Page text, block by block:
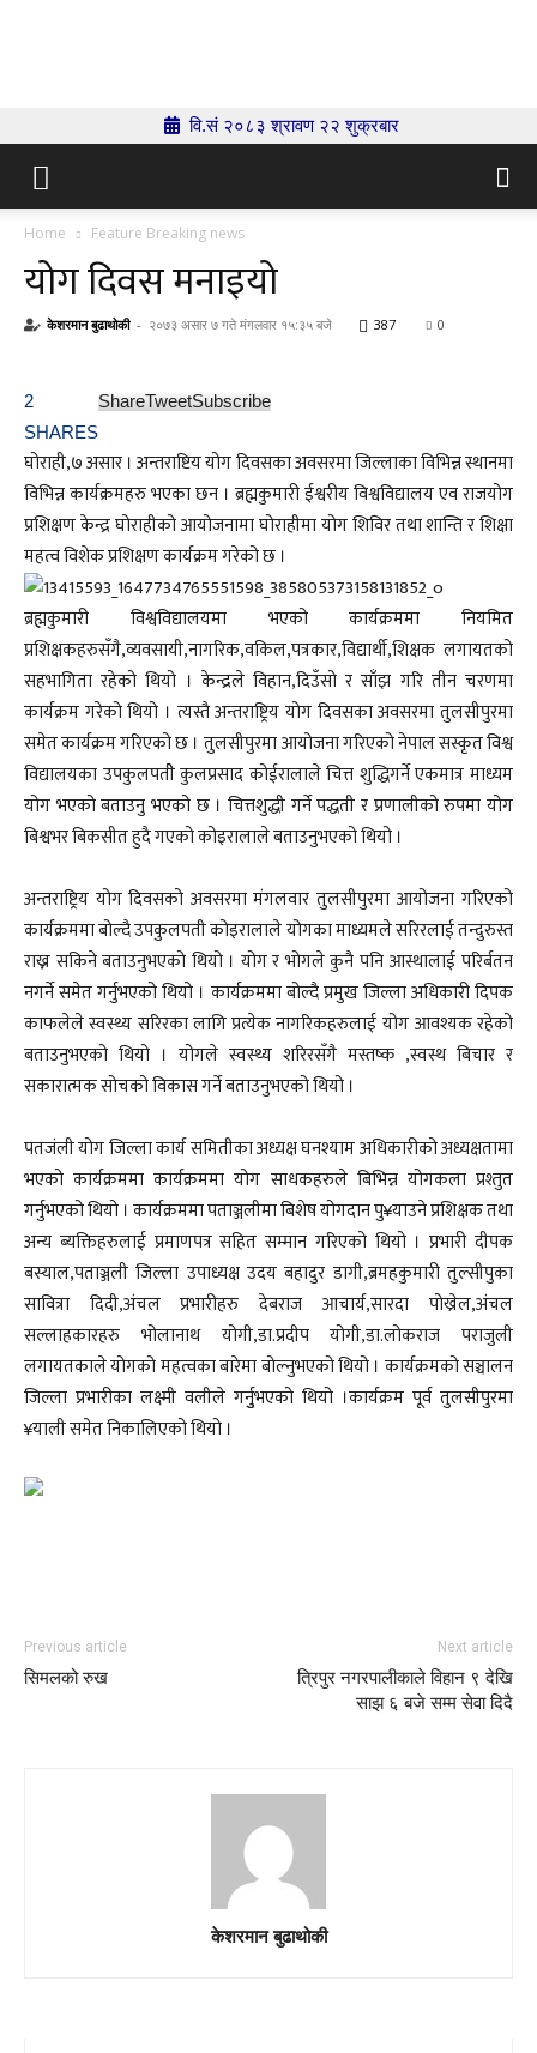
वि.सं २०८३ श्रावण २२ शुक्रबार
Home Feature Breaking news
योग दिवस मनाइयो
केशरमान बुढाथोकी - २०७३ असार ७ गते मंगलवार १५:३५ बजे 387 0
2
SHARES
ShareTweetSubscribe
घोराही,७ असार । अन्तराष्टिय योग दिवसका अवसरमा जिल्लाका विभिन्न स्थानमा
विभिन्न कार्यक्रमहरु भएका छन । ब्रह्मकुमारी ईश्वरीय विश्वविद्यालय एव राजयोग
प्रशिक्षण केन्द्र घोराहीको आयोजनामा घोराहीमा योग शिविर तथा शान्ति र शिक्षा
महत्व विशेक प्रशिक्षण कार्यक्रम गरेको छ ।
ब्रह्मकुमारी विश्वविद्यालयमा भएको कार्यक्रममा नियमित
प्रशिक्षकहरुसँगै,व्यवसायी,नागरिक,वकिल,पत्रकार,विद्यार्थी,शिक्षक लगायतको
सहभागिता रहेको थियो । केन्द्रले विहान,दिउँसो र साँझ गरि तीन चरणमा
कार्यक्रम गरेको थियो । त्यस्तै अन्तराष्ट्रिय योग दिवसका अवसरमा तुलसीपुरमा
समेत कार्यक्रम गरिएको छ । तुलसीपुरमा आयोजना गरिएको नेपाल सस्कृत विश्व
विद्यालयका उपकुलपतीे कुलप्रसाद कोईरालाले चित्त शुद्धिगर्ने एकमात्र माध्यम
योग भएको बताउनु भएको छ । चित्तशुद्धी गर्ने पद्धती र प्रणालीको रुपमा योग
बिश्वभर बिकसीत हुदै गएको कोइरालाले बताउनुभएको थियो ।
अन्तराष्ट्रिय योग दिवसको अवसरमा मंगलवार तुलसीपुरमा आयोजना गरिएको
कार्यक्रममा बोल्दै उपकुलपती कोइरालाले योगका माध्यमले सरिरलाई तन्दुरुस्त
राख्न सकिने बताउनुभएको थियो । योग र भोगले कुनै पनि आस्थालाई परिर्बतन
नगर्ने समेत गर्नुभएको थियो । कार्यक्रममा बोल्दै प्रमुख जिल्ला अधिकारी दिपक
काफलेले स्वस्थ्य सरिरका लागि प्रत्येक नागरिकहरुलाई योग आवश्यक रहेको
बताउनुभएको थियो । योगले स्वस्थ्य शरिरसँगै मस्तष्क ,स्वस्थ बिचार र
सकारात्मक सोचको विकास गर्ने बताउनुभएको थियो ।
पतजंली योग जिल्ला कार्य समितीका अध्यक्ष घनश्याम अधिकारीको अध्यक्षतामा
भएको कार्यक्रममा कार्यक्रममा योग साधकहरुले बिभिन्न योगकला प्रश्तुत
गर्नुभएको थियो । कार्यक्रममा पताञ्जलीमा बिशेष योगदान पु¥याउने प्रशिक्षक तथा
अन्य ब्यक्तिहरुलाई प्रमाणपत्र सहित सम्मान गरिएको थियो । प्रभारी दीपक
बस्याल,पताञ्जली जिल्ला उपाध्यक्ष उदय बहादुर डागी,ब्रमहकुमारी तुल्सीपुका
सावित्रा दिदी,अंचल प्रभारीहरु देबराज आचार्य,सारदा पोख्रेल,अंचल
सल्लाहकारहरु भोलानाथ योगी,डा.प्रदीप योगी,डा.लोकराज पराजुली
लगायतकाले योगको महत्वका बारेमा बोल्नुभएको थियो । कार्यक्रमको सञ्चालन
जिल्ला प्रभारीका लक्ष्मी वलीले गर्नुुभएको थियो ।कार्यक्रम पूर्व तुलसीपुरमा
¥याली समेत निकालिएको थियो ।
Previous article
सिमलको रुख
Next article
त्रिपुर नगरपालीकाले विहान ९ देखि
साझ ६ बजे सम्म सेवा दिदै
केशरमान बुढाथोकी